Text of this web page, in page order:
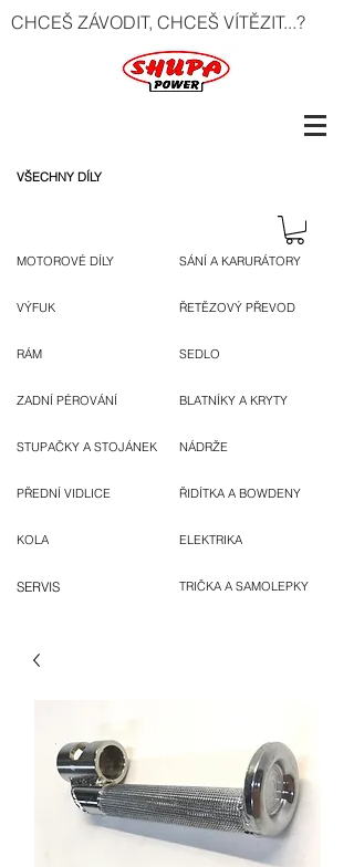
CHCEŠ ZÁVODIT, CHCEŠ VÍTĚZIT...?
VŠECHNY DÍLY
MOTOROVÉ DÍLY
VÝFUK
RÁM
ZADNÍ PÉROVÁNÍ
STUPAČKY A STOJÁNEK
PŘEDNÍ VIDLICE
KOLA
SERVIS
SÁNÍ A KARURÁTORY
ŘETĚZOVÝ PŘEVOD
SEDLO
BLATNÍKY A KRYTY
NÁDRŽE
ŘIDÍTKA A BOWDENY
ELEKTRIKA
TRIČKA A SAMOLEPKY